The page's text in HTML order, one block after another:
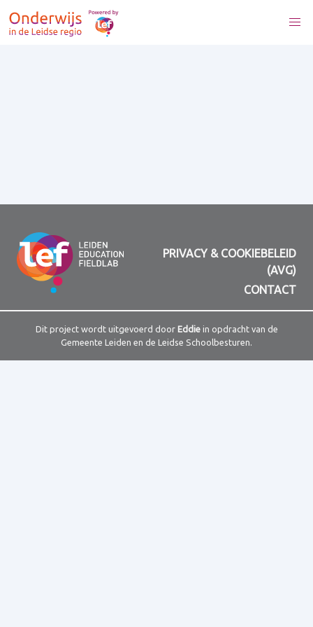
PRIVACY & COOKIEBELEID
(AVG)
CONTACT
Dit project wordt uitgevoerd door Eddiein opdracht van de
Gemeente Leiden en de Leidse Schoolbesturen.